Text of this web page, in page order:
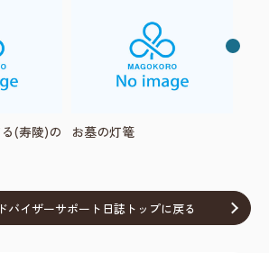
(寿陵)の
お墓の灯篭
バイザーサポート日誌トップに戻る